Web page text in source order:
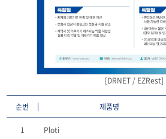
[DRNET / EZRest]
순번 제품명
1 Ploti